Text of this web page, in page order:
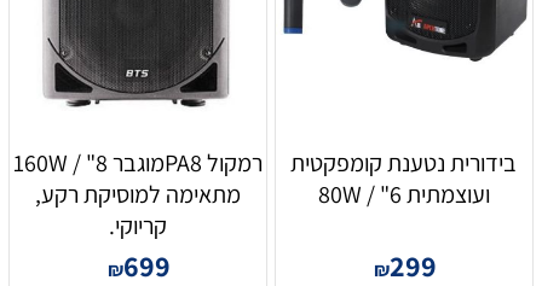
בידורית נטענת קומפקטית
ועוצמתית 6" / 80W
₪299
רמקול PA8מוגבר 8" / 160W
מתאימה למוסיקת רקע,
קריוקי.
₪699